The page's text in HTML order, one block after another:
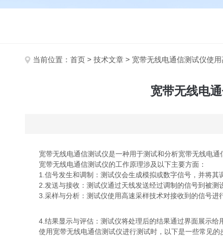
当前位置： 首页 > 技术文章 > 宽带无线电通信测试仪使
宽带无线电
宽带无线电通信测试仪是一种用于测试和分析宽带无线电通
宽带无线电通信测试仪的工作原理涉及以下主要方面：
1.信号发生和调制：测试仪会生成模拟或数字信号，并将其
2.发送与接收：测试仪通过天线发送经过调制的信号到被测
3.采样与分析：测试仪使用高速采样技术对接收到的信号进
4.结果显示与评估：测试仪将处理后的结果通过界面展示给
使用宽带无线电通信测试仪进行测试时，以下是一些常见的